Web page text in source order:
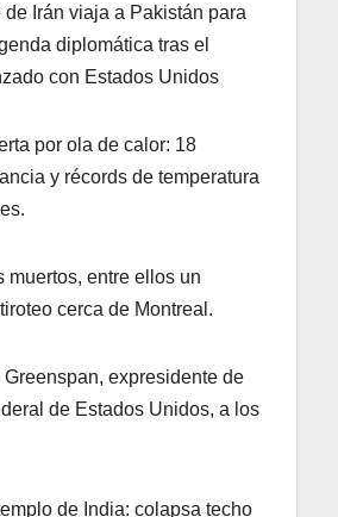
Irán viaja a Pakistán para
diplomática tras el
con Estados Unidos
por ola de calor: 18
y récords de temperatura
muertos, entre ellos un
cerca de Montreal.
expresidente de
de Estados Unidos, a los
de India: colapsa techo